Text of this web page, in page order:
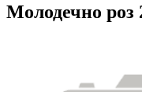
Молодечно роз